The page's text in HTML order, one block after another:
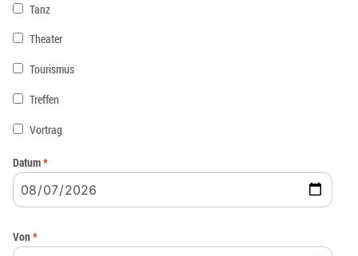
Tanz
Theater
Tourismus
Treffen
Vortrag
Datum*
Von*